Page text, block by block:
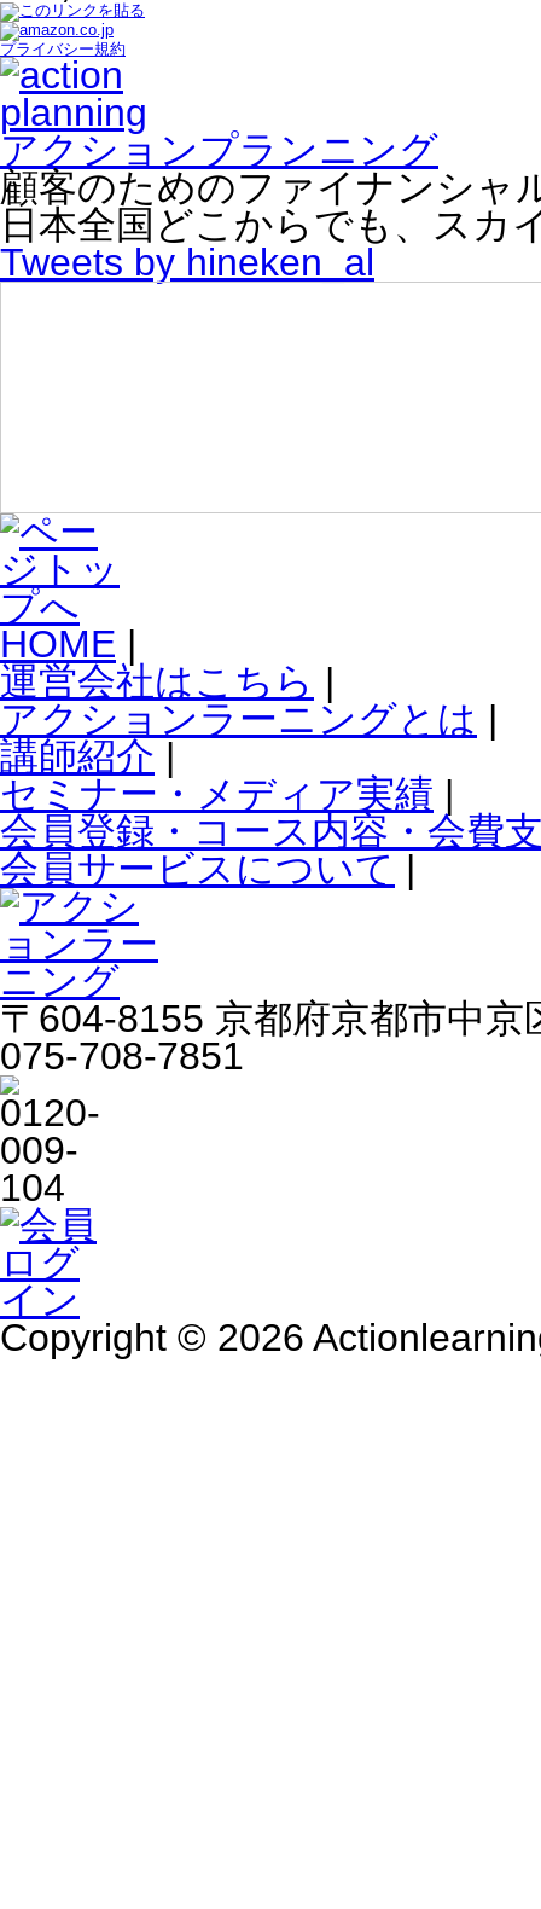
プライバシー規約
アクションプランニング
顧客のためのファイナンシャ
日本全国どこからでも、スカ
Tweets by hineken_al
HOME |
運営会社はこちら |
アクションラーニングとは |
講師紹介 |
セミナー・メディア実績 |
会員登録・コース内容・会費
会員サービスについて |
〒604-8155 京都府京都市中京
075-708-7851
Copyright © 2026